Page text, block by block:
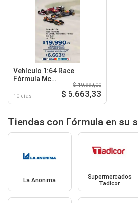
Vehículo 1:64 Race
Fórmula Mc
Laren/Mercedes/Ferrari/Red
Bull
10 días
$ 19.990,00
$ 6.663,33
Tiendas con Fórmula en su
La Anonima
Supermercados
Tadicor